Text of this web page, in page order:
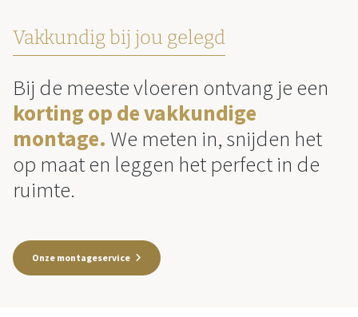
Vakkundig bij jou gelegd
Bij de meeste vloeren ontvang je een
korting op de vakkundige
montage. We meten in, snijden het
op maat en leggen het perfect in de
ruimte.
Onze montageservice